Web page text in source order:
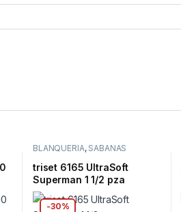
BLANQUERIA, SABANAS
triset 6165 UltraSoft
Superman 1 1/2 pza
-30%